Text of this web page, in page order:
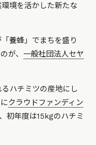
境を活かした新たな
養蜂」でまちを盛り
が、 一般社団法人セヤ
ハチミツの産地にし
クラウドファンディン
初年度は15kgのハチミ